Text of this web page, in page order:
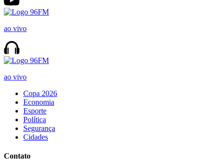
ao vivo
ao vivo
Copa 2026
Economia
Esporte
Política
Segurança
Cidades
Contato